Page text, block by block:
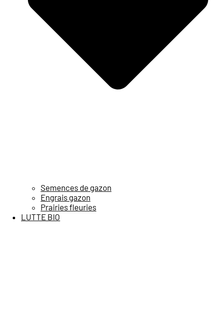
Semences de gazon
Engrais gazon
Prairies fleuries
LUTTE BIO